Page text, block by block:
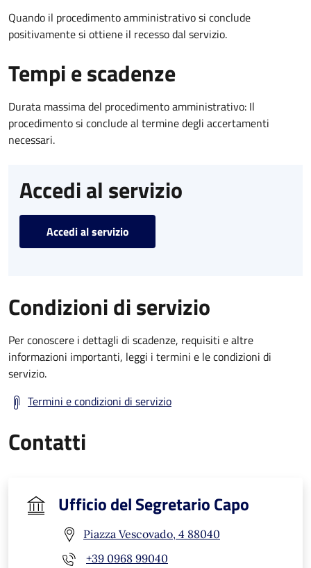
Quando il procedimento amministrativo si conclude
positivamente si ottiene il recesso dal servizio.
Tempi e scadenze
Durata massima del procedimento amministrativo: Il
procedimento si conclude al termine degli accertamenti
necessari.
Accedi al servizio
Accedi al servizio
Condizioni di servizio
Per conoscere i dettagli di scadenze, requisiti e altre
informazioni importanti, leggi i termini e le condizioni di
servizio.
Termini e condizioni di servizio
Contatti
Ufficio del Segretario Capo
Piazza Vescovado, 4 88040
+39 0968 99040